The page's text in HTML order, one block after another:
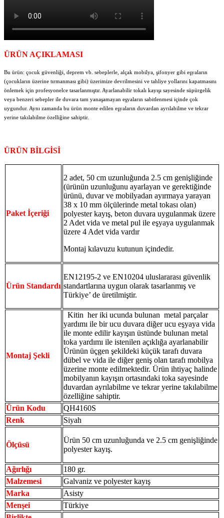
ÜRÜN AÇIKLAMASI
Bu ürün: çocuk güvenliği, deprem vb. sebeplerle, alçak mobilya, şifonyer gibi eşyaların
(çocukların üzerine tırmanması gibi) üzerimize devrilmesini ve tahliye yollarını kapatmasını
önlemek için profesyonelce tasarlanmıştır. Ayarlanabilir tokalı kayışı sayesinde süpürgelik
veya benzeri sebepler ile duvara tam yanaşamayan eşyaların sabitlenmesi içinde çok
uygundur. Aynı zamanda bu ürün monte edilen eşyaların duvardan ayrılabilme ve tekrar
yerine takılabilme özelliğine sahiptir.
ÜRÜN BİLGİSİ
Paket İçeriği
2 adet, 50 cm uzunluğunda 2.5 cm genişliğinde
(ürünün uzunluğunu ayarlayan ve gerektiğinde
ürünü, duvar ve mobilyadan ayırmaya yarayan
38 x 10 mm ölçülerinde metal tokası olan)
polyester kayış, beton duvara uygulanmak üzere
2 Adet vida ve metal pul ile eşyaya uygulanmak
üzere 4 Adet vida vardır
Montaj kılavuzu kutunun içindedir.
Ürün Standardı
EN12195-2 ve EN10204 uluslararası güvenlik
standartlarına uygun olarak tasarlanmış ve
Türkiye’ de üretilmiştir.
Montaj Şekli
Kitin her iki ucunda bulunan metal parçalar
yardımı ile bir ucu duvara diğer ucu eşyaya vida
ile monte edilir kayışın üstünde bulunan metal
toka yardımı ile istenilen açıklığa ayarlanabilir
Ürünün üçgen şekildeki küçük tarafı duvara
dübel ve vida ile diğer geniş olan tarafı mobilya
üzerine monte edilmektedir. Ürün ihtiyaç halinde
mobilyanın kayışın ortasındaki toka sayesinde
duvardan ayrılabilme ve tekrar yerine takılabilme
özelliğine sahiptir.
Ürün Kodu
QH4160S
Renk
Siyah
Ölçüsü
Ürün 50 cm uzunluğunda ve 2.5 cm genişliğinde
polyester kayış.
Ağırlığı
180 gr.
Malzemesi
Galvaniz ve polyester kayış
Marka
Asisty
Menşei
Türkiye